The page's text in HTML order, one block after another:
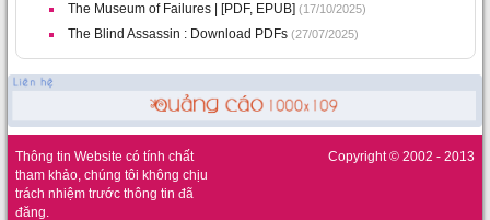
The Museum of Failures | [PDF, EPUB] (17/10/2025)
The Blind Assassin : Download PDFs (27/07/2025)
Thông tin Website có tính chất
tham khảo, chúng tôi không chịu
trách nhiệm trước thông tin đã
đăng.
Copyright © 2002 - 2013